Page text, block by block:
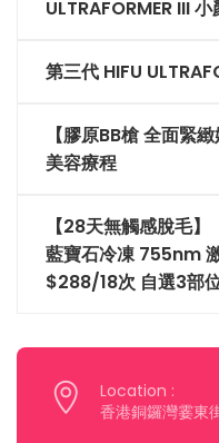
ULTRAFORMER III
第三代 HIFU
【膠原BB槍 全面緊
美容療程
【28天無觸感脫毛】
藍寶石冷凍 755nm
$288/18次 自選3部
Location :
香港銅鑼灣霎東